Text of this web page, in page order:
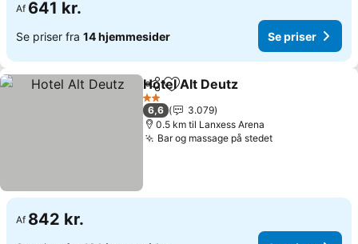
Af 641 kr.
Se priser fra 14 hjemmesider Se priser
Del Føj til favoritter
Hotel Alt Deutz
2 Stjerner
6,6
3.079
0.5 km til Lanxess Arena
Bar og massage på stedetSe priser
Af 842 kr.